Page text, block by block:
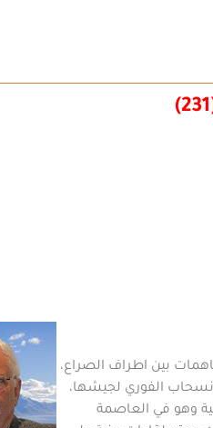
بين اطراف الصراع،
الفوري لجيشها،
وهو في العاصمة